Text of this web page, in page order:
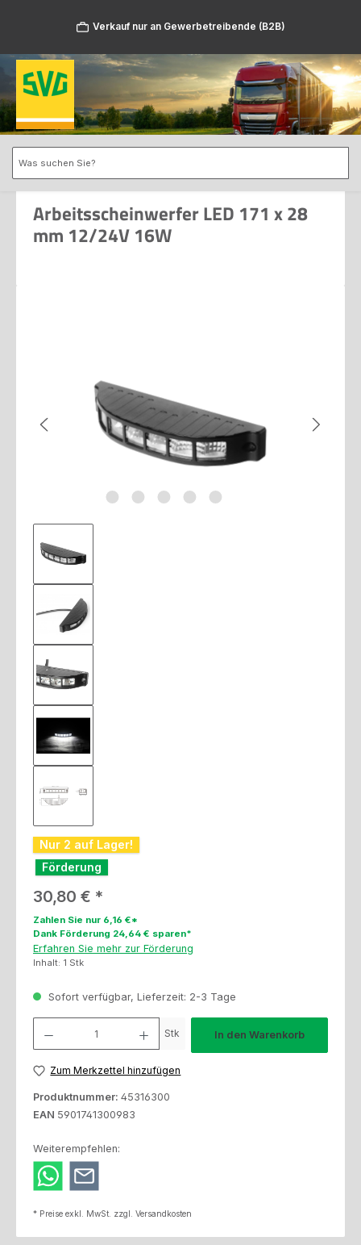
Verkauf nur an Gewerbetreibende (B2B)
Arbeitsscheinwerfer LED 171 x 28
mm 12/24V 16W
Nur 2 auf Lager!
Förderung
Regulärer Preis:
30,80 €
Zahlen Sie nur 6,16 €*
Dank Förderung 24,64 € sparen*
Erfahren Sie mehr zur Förderung
Inhalt: 1 Stk
Sofort verfügbar, Lieferzeit: 2-3 Tage
Stk In den Warenkorb
Zum Merkzettel hinzufügen
Produktnummer: 45316300
EAN 5901741300983
Weiterempfehlen:
* Preise exkl. MwSt. zzgl. Versandkosten